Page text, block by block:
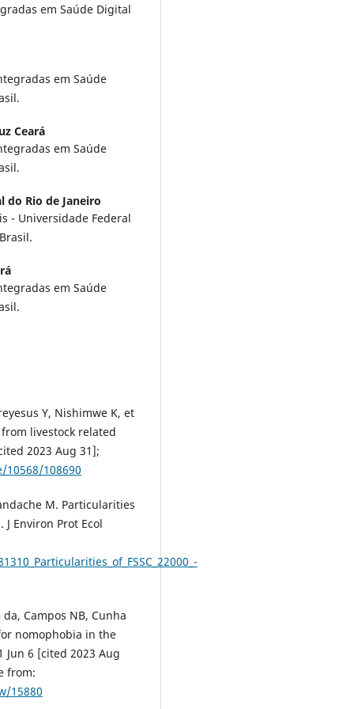
em Saúde Digital
em Saúde
Ceará
em Saúde
do Rio de Janeiro
- Universidade Federal
em Saúde
Y, Nishimwe K, et
livestock related
2023 Aug 31];
108690
M. Particularities
J Environ Prot Ecol
da, Campos NB, Cunha
nomophobia in the
Jun 6 [cited 2023 Aug
from:
15880